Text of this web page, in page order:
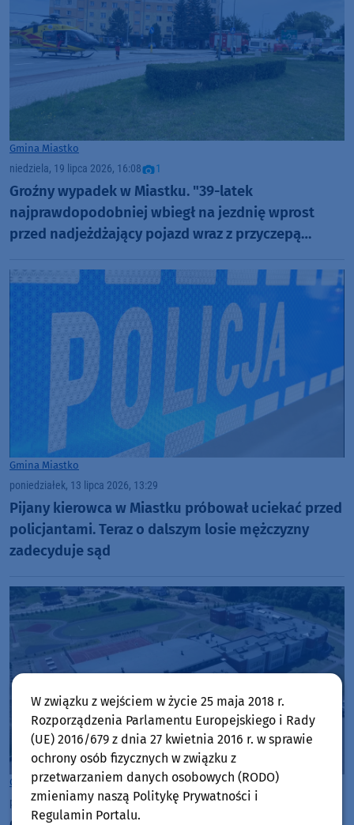
Gmina Miastko
niedziela, 19 lipca 2026, 16:08 1
Groźny wypadek w Miastku. "39-latek
najprawdopodobniej wbiegł na jezdnię wprost
przed nadjeżdżający pojazd wraz z przyczepą
Gmina Miastko
poniedziałek, 13 lipca 2026, 13:29
Pijany kierowca w Miastku próbował uciekać przed
policjantami. Teraz o dalszym losie mężczyzny
zadecyduje sąd
Gmina Miastko
poniedziałek, 13 lipca 2026, 09:22
W związku z wejściem w życie 25 maja 2018 r.
Rozporządzenia Parlamentu Europejskiego i Rady
(UE) 2016/679 z dnia 27 kwietnia 2016 r. w sprawie
ochrony osób fizycznych w związku z
przetwarzaniem danych osobowych (RODO)
zmieniamy naszą Politykę Prywatności i
Regulamin Portalu.